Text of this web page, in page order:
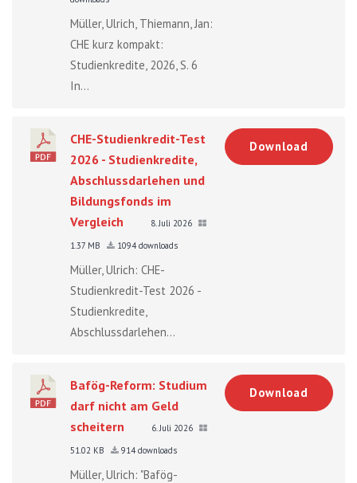
Müller, Ulrich, Thiemann, Jan:
CHE kurz kompakt:
Studienkredite, 2026, S. 6
In...
CHE-Studienkredit-Test
2026 - Studienkredite,
Abschlussdarlehen und
Bildungsfonds im
Vergleich
8. Juli 2026
1.37 MB
1094 downloads
Müller, Ulrich: CHE-
Studienkredit-Test 2026 -
Studienkredite,
Abschlussdarlehen...
Download
Bafög-Reform: Studium
darf nicht am Geld
scheitern
6. Juli 2026
51.02 KB
914 downloads
Müller, Ulrich: "Bafög-
Download